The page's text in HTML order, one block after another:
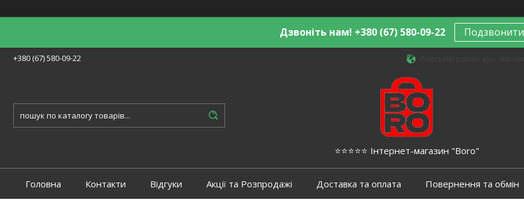
Дзвоніть нам! +380 (67) 580-09-22 Подзвонити
+380 (67) 580-09-22
⭐️⭐️⭐️⭐️⭐️ Інтернет-магазин "Boro"
Головна Контакти Відгуки Акції та Розпродажі Доставка та оплата Повернення та обмін